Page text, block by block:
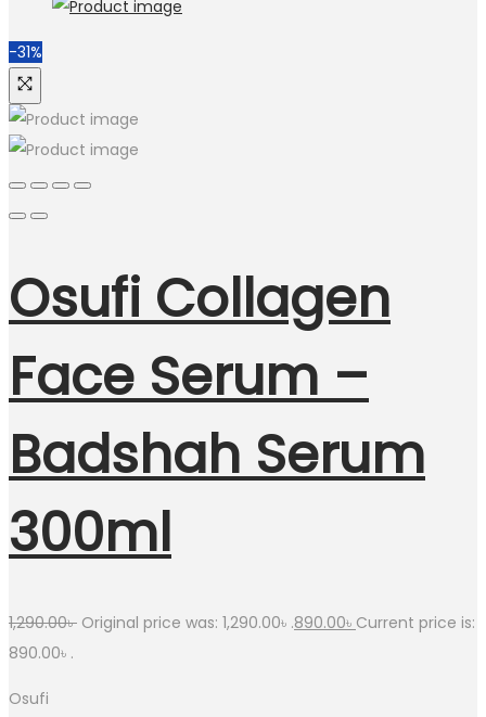
-31%
Osufi Collagen
Face Serum –
Badshah Serum
300ml
1,290.00৳ Original price was: 1,290.00৳ .890.00৳ Current price is:
890.00৳ .
Osufi